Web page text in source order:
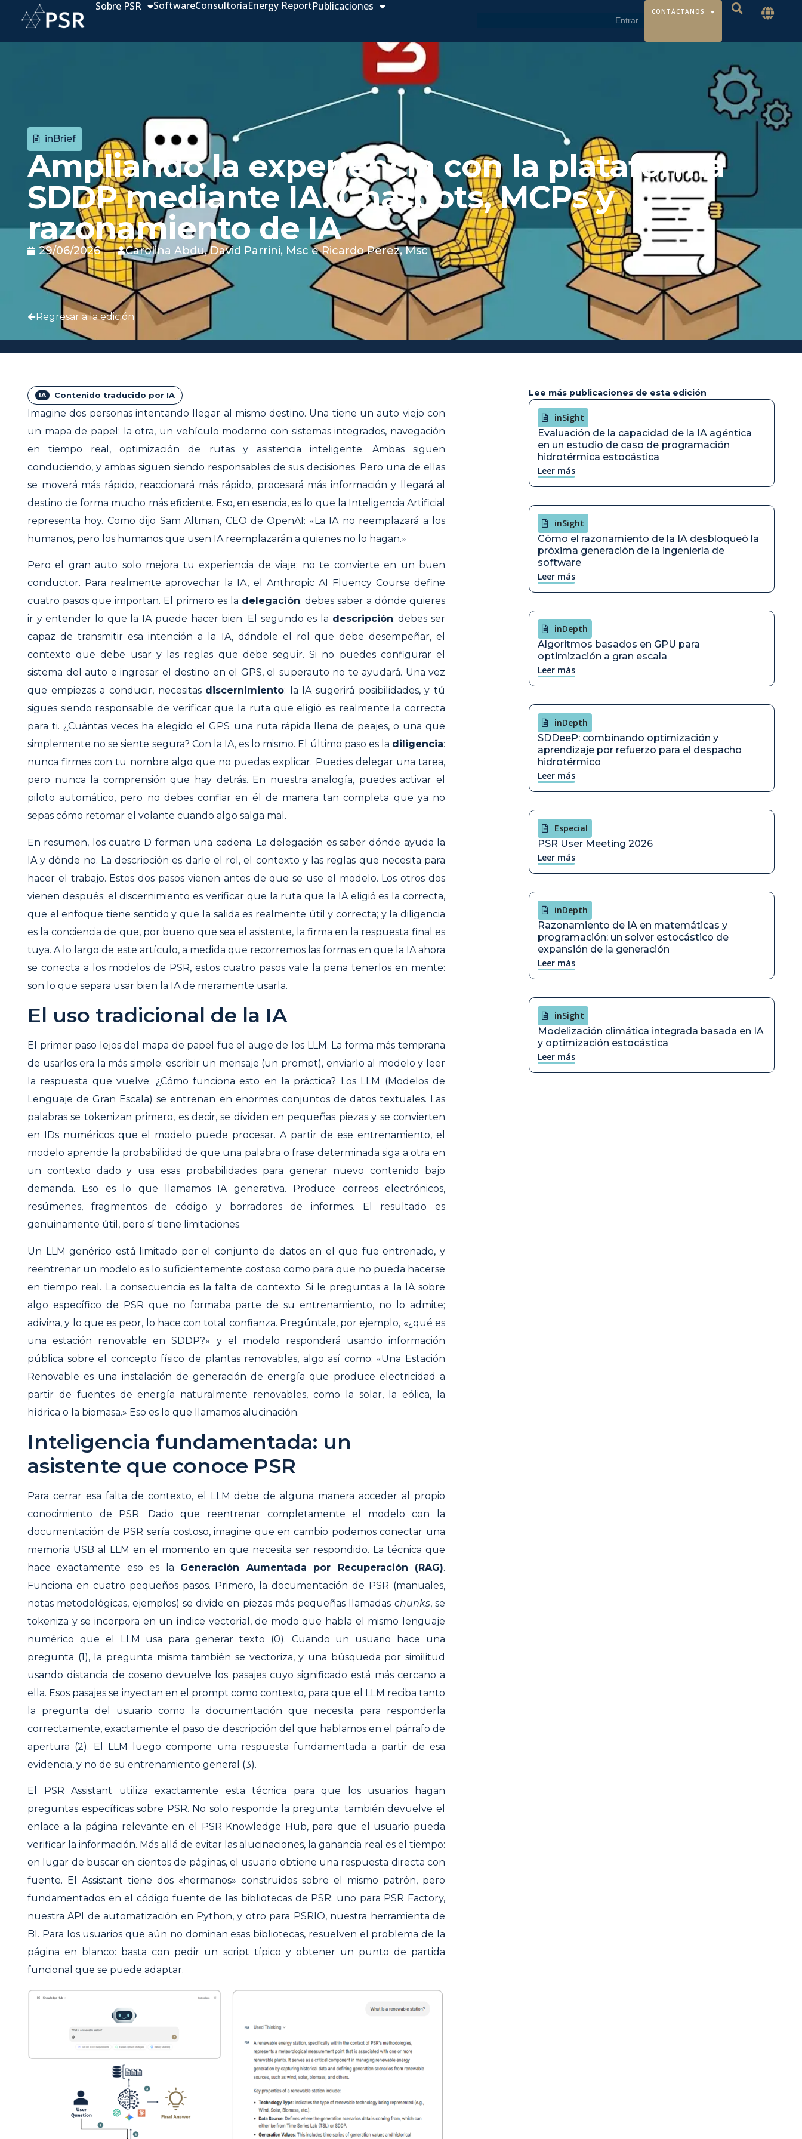
Sobre PSR SoftwareConsultoríaEnergy ReportPublicaciones CONTÁCTANOS
inBrief
Ampliando la experiencia con la plataforma
SDDP mediante IA: Chatbots, MCPs y
razonamiento de IA
29/06/2026 Carolina Abdu,David Parrini, MsceRicardo Perez, Msc
Regresar a la edición
Contenido traducido por IA
Imagine dos personas intentando llegar al mismo destino. Una tiene un auto viejo con
un mapa de papel; la otra, un vehículo moderno con sistemas integrados, navegación
en tiempo real, optimización de rutas y asistencia inteligente. Ambas siguen
conduciendo, y ambas siguen siendo responsables de sus decisiones. Pero una de ellas
se moverá más rápido, reaccionará más rápido, procesará más información y llegará al
destino de forma mucho más eficiente. Eso, en esencia, es lo que la Inteligencia Artificial
representa hoy. Como dijo Sam Altman, CEO de OpenAI: «La IA no reemplazará a los
humanos, pero los humanos que usen IA reemplazarán a quienes no lo hagan.»
Pero el gran auto solo mejora tu experiencia de viaje; no te convierte en un buen
conductor. Para realmente aprovechar la IA, el Anthropic AI Fluency Course define
cuatro pasos que importan. El primero es la delegación: debes saber a dónde quieres
ir y entender lo que la IA puede hacer bien. El segundo es la descripción: debes ser
capaz de transmitir esa intención a la IA, dándole el rol que debe desempeñar, el
contexto que debe usar y las reglas que debe seguir. Si no puedes configurar el
sistema del auto e ingresar el destino en el GPS, el superauto no te ayudará. Una vez
que empiezas a conducir, necesitas discernimiento: la IA sugerirá posibilidades, y tú
sigues siendo responsable de verificar que la ruta que eligió es realmente la correcta
para ti. ¿Cuántas veces ha elegido el GPS una ruta rápida llena de peajes, o una que
simplemente no se siente segura? Con la IA, es lo mismo. El último paso es la diligencia:
nunca firmes con tu nombre algo que no puedas explicar. Puedes delegar una tarea,
pero nunca la comprensión que hay detrás. En nuestra analogía, puedes activar el
piloto automático, pero no debes confiar en él de manera tan completa que ya no
sepas cómo retomar el volante cuando algo salga mal.
En resumen, los cuatro D forman una cadena. La delegación es saber dónde ayuda la
IA y dónde no. La descripción es darle el rol, el contexto y las reglas que necesita para
hacer el trabajo. Estos dos pasos vienen antes de que se use el modelo. Los otros dos
vienen después: el discernimiento es verificar que la ruta que la IA eligió es la correcta,
que el enfoque tiene sentido y que la salida es realmente útil y correcta; y la diligencia
es la conciencia de que, por bueno que sea el asistente, la firma en la respuesta final es
tuya. A lo largo de este artículo, a medida que recorremos las formas en que la IA ahora
se conecta a los modelos de PSR, estos cuatro pasos vale la pena tenerlos en mente:
son lo que separa usar bien la IA de meramente usarla.
El uso tradicional de la IA
El primer paso lejos del mapa de papel fue el auge de los LLM. La forma más temprana
de usarlos era la más simple: escribir un mensaje (un prompt), enviarlo al modelo y leer
la respuesta que vuelve. ¿Cómo funciona esto en la práctica? Los LLM (Modelos de
Lenguaje de Gran Escala) se entrenan en enormes conjuntos de datos textuales. Las
palabras se tokenizan primero, es decir, se dividen en pequeñas piezas y se convierten
en IDs numéricos que el modelo puede procesar. A partir de ese entrenamiento, el
modelo aprende la probabilidad de que una palabra o frase determinada siga a otra en
un contexto dado y usa esas probabilidades para generar nuevo contenido bajo
demanda. Eso es lo que llamamos IA generativa. Produce correos electrónicos,
resúmenes, fragmentos de código y borradores de informes. El resultado es
genuinamente útil, pero sí tiene limitaciones.
Un LLM genérico está limitado por el conjunto de datos en el que fue entrenado, y
reentrenar un modelo es lo suficientemente costoso como para que no pueda hacerse
en tiempo real. La consecuencia es la falta de contexto. Si le preguntas a la IA sobre
algo específico de PSR que no formaba parte de su entrenamiento, no lo admite;
adivina, y lo que es peor, lo hace con total confianza. Pregúntale, por ejemplo, «¿qué es
una estación renovable en SDDP?» y el modelo responderá usando información
pública sobre el concepto físico de plantas renovables, algo así como: «Una Estación
Renovable es una instalación de generación de energía que produce electricidad a
partir de fuentes de energía naturalmente renovables, como la solar, la eólica, la
hídrica o la biomasa.» Eso es lo que llamamos alucinación.
Inteligencia fundamentada: un
asistente que conoce PSR
Para cerrar esa falta de contexto, el LLM debe de alguna manera acceder al propio
conocimiento de PSR. Dado que reentrenar completamente el modelo con la
documentación de PSR sería costoso, imagine que en cambio podemos conectar una
memoria USB al LLM en el momento en que necesita ser respondido. La técnica que
hace exactamente eso es la Generación Aumentada por Recuperación (RAG).
Funciona en cuatro pequeños pasos. Primero, la documentación de PSR (manuales,
notas metodológicas, ejemplos) se divide en piezas más pequeñas llamadas chunks, se
tokeniza y se incorpora en un índice vectorial, de modo que habla el mismo lenguaje
numérico que el LLM usa para generar texto (0). Cuando un usuario hace una
pregunta (1), la pregunta misma también se vectoriza, y una búsqueda por similitud
usando distancia de coseno devuelve los pasajes cuyo significado está más cercano a
ella. Esos pasajes se inyectan en el prompt como contexto, para que el LLM reciba tanto
la pregunta del usuario como la documentación que necesita para responderla
correctamente, exactamente el paso de descripción del que hablamos en el párrafo de
apertura (2). El LLM luego compone una respuesta fundamentada a partir de esa
evidencia, y no de su entrenamiento general (3).
El PSR Assistant utiliza exactamente esta técnica para que los usuarios hagan
preguntas específicas sobre PSR. No solo responde la pregunta; también devuelve el
enlace a la página relevante en el PSR Knowledge Hub, para que el usuario pueda
verificar la información. Más allá de evitar las alucinaciones, la ganancia real es el tiempo:
en lugar de buscar en cientos de páginas, el usuario obtiene una respuesta directa con
fuente. El Assistant tiene dos «hermanos» construidos sobre el mismo patrón, pero
fundamentados en el código fuente de las bibliotecas de PSR: uno para PSR Factory,
nuestra API de automatización en Python, y otro para PSRIO, nuestra herramienta de
BI. Para los usuarios que aún no dominan esas bibliotecas, resuelven el problema de la
página en blanco: basta con pedir un script típico y obtener un punto de partida
funcional que se puede adaptar.
Lee más publicaciones de esta edición
inSight
Evaluación de la capacidad de la IA agéntica
en un estudio de caso de programación
hidrotérmica estocástica
Leer más
inSight
Cómo el razonamiento de la IA desbloqueó la
próxima generación de la ingeniería de
software
Leer más
inDepth
Algoritmos basados en GPU para
optimización a gran escala
Leer más
inDepth
SDDeeP: combinando optimización y
aprendizaje por refuerzo para el despacho
hidrotérmico
Leer más
Especial
PSR User Meeting 2026
Leer más
inDepth
Razonamiento de IA en matemáticas y
programación: un solver estocástico de
expansión de la generación
Leer más
inSight
Modelización climática integrada basada en IA
y optimización estocástica
Leer más